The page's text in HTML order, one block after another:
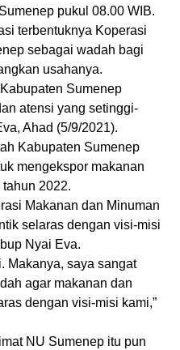
pukul 08.00 WIB.
terbentuknya Koperasi
sebagai wadah bagi
usahanya.
Sumenep
atensi yang setinggi-
Ahad (5/9/2021).
Kabupaten Sumenep
mengekspor makanan
2022.
Makanan dan Minuman
selaras dengan visi-misi
Nyai Eva.
Makanya, saya sangat
agar makanan dan
dengan visi-misi kami,”
NU Sumenep itu pun